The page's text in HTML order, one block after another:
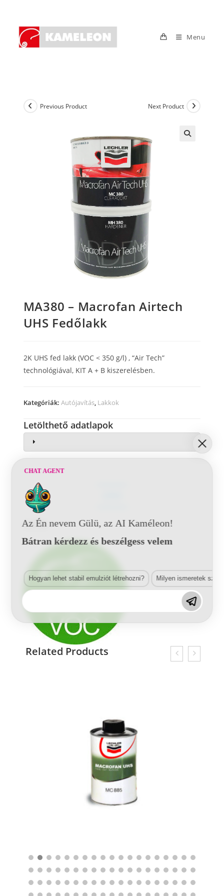
content
Menu
Previous Product Next Product
MA380 – Macrofan Airtech
UHS Fedőlakk
2K UHS fed lakk (VOC < 350 g/l) , “Air Tech”
technológiával, KIT A + B kiszerelésben.
Kategóriák: Autójavítás, Lakkok
Letölthető adatlapok
Leírás
Related Products
CHAT AGENT
Az Én nevem Gülü, az AI Kaméleon!
Bátran kérdezz és beszélgess velem
Hogyan lehet stabil emulziót létrehozni? Milyen ismeretek